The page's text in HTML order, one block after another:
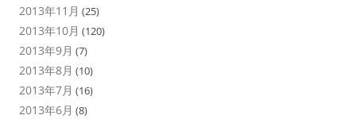
2013年11月 (25)
2013年10月 (120)
2013年9月 (7)
2013年8月 (10)
2013年7月 (16)
2013年6月 (8)